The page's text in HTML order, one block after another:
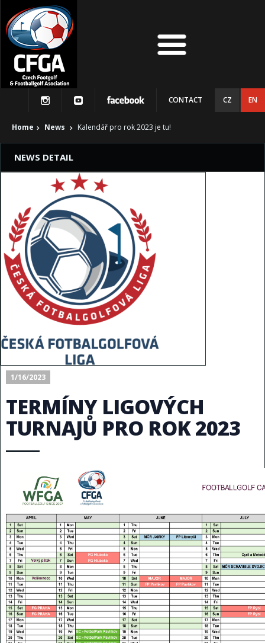
CONTACT CZ EN
Home News Kalendář pro rok 2023 je tu!
NEWS DETAIL
1/16/2023
TERMÍNY LIGOVÝCH
TURNAJŮ PRO ROK 2023